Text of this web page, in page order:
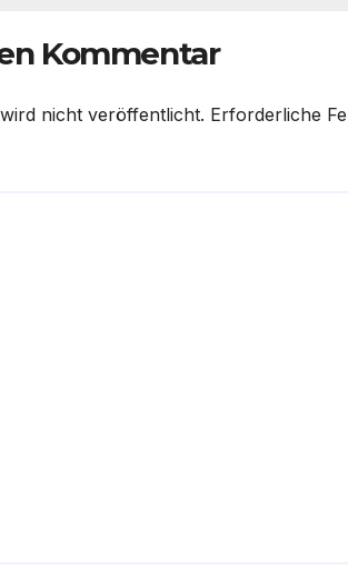
Kommentar
nicht veröffentlicht. Erforderliche